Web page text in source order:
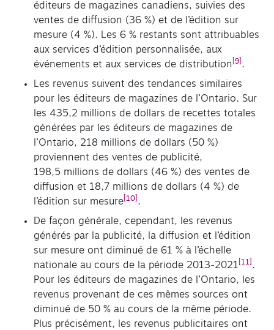
éditeurs de magazines canadiens, suivies des
ventes de diffusion (36 %) et de l’édition sur
mesure (4 %). Les 6 % restants sont attribuables
aux services d’édition personnalisée, aux
événements et aux services de distribution [9] .
Les revenus suivent des tendances similaires
pour les éditeurs de magazines de l’Ontario. Sur
les 435,2 millions de dollars de recettes totales
générées par les éditeurs de magazines de
l’Ontario, 218 millions de dollars (50 %)
proviennent des ventes de publicité,
198,5 millions de dollars (46 %) des ventes de
diffusion et 18,7 millions de dollars (4 %) de
l’édition sur mesure [10] .
De façon générale, cependant, les revenus
générés par la publicité, la diffusion et l’édition
sur mesure ont diminué de 61 % à l’échelle
nationale au cours de la période 2013-2021
[11] .
Pour les éditeurs de magazines de l’Ontario, les
revenus provenant de ces mêmes sources ont
diminué de 50 % au cours de la même période.
Plus précisément, les revenus publicitaires ont